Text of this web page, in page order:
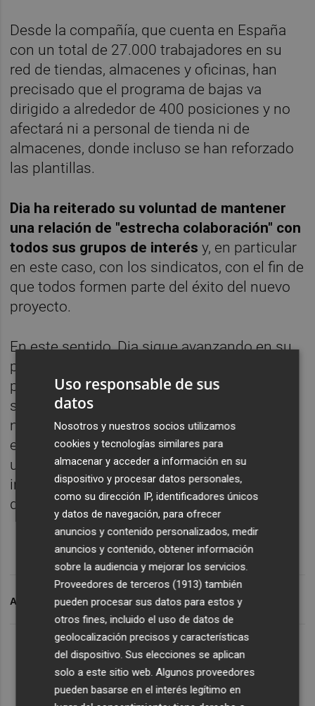
Desde la compañía, que cuenta en España
con un total de 27.000 trabajadores en su
red de tiendas, almacenes y oficinas, han
precisado que el programa de bajas va
dirigido a alrededor de 400 posiciones y no
afectará ni a personal de tienda ni de
almacenes, donde incluso se han reforzado
las plantillas.
Dia ha reiterado su voluntad de mantener
una relación de "estrecha colaboración" con
todos sus grupos de interés y, en particular
en este caso, con los sindicatos, con el fin de
que todos formen parte del éxito del nuevo
proyecto.
En este sentido, Dia sigue avanzando en su
plan de transformación por el que en los
próximos tres años reformará un tercio de
su red de tiendas, reubicará mediante
nuevas aperturas hasta 1.000
establecimientos, ofrecerá a sus clientes
una nueva propuesta comercial e
implementará un nuevo modelo de gestión
de franquicias.
ARCHIVADO EN DIA
Uso responsable de sus
datos
Nosotros y nuestros socios utilizamos
cookies y tecnologías similares para
almacenar y acceder a información en su
dispositivo y procesar datos personales,
como su dirección IP, identificadores únicos
y datos de navegación, para ofrecer
anuncios y contenido personalizados, medir
anuncios y contenido, obtener información
sobre la audiencia y mejorar los servicios.
Proveedores de terceros (1913) también
pueden procesar sus datos para estos y
otros fines, incluido el uso de datos de
geolocalización precisos y características
del dispositivo. Sus elecciones se aplican
solo a este sitio web. Algunos proveedores
pueden basarse en el interés legítimo en